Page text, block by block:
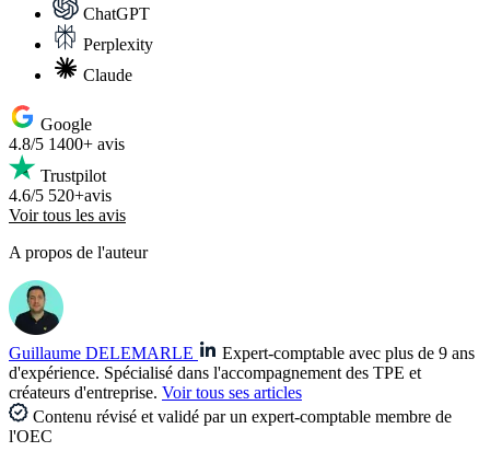
ChatGPT
Perplexity
Claude
Google
4.8/5 1400+ avis
Trustpilot
4.6/5 520+avis
Voir tous les avis
A propos de l'auteur
Guillaume DELEMARLE
Expert-comptable avec plus de 9 ans
d'expérience. Spécialisé dans l'accompagnement des TPE et
créateurs d'entreprise. Voir tous ses articles
Contenu révisé et validé par un expert-comptable membre de
l'OEC